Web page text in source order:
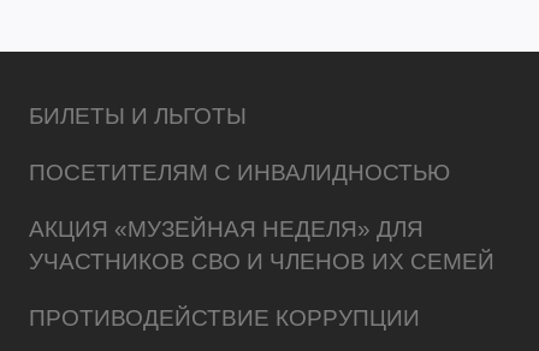
БИЛЕТЫ И ЛЬГОТЫ
ПОСЕТИТЕЛЯМ С ИНВАЛИДНОСТЬЮ
АКЦИЯ «МУЗЕЙНАЯ НЕДЕЛЯ» ДЛЯ
УЧАСТНИКОВ СВО И ЧЛЕНОВ ИХ СЕМЕЙ
ПРОТИВОДЕЙСТВИЕ КОРРУПЦИИ